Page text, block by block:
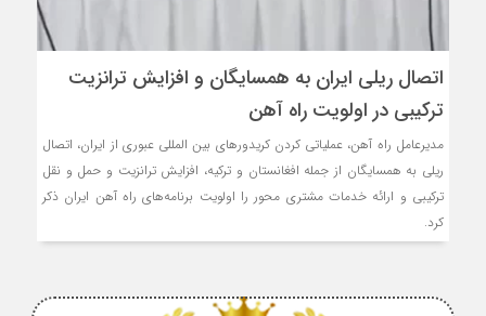
اتصال ریلی ایران به همسایگان و افزایش ترانزیت
ترکیبی در اولویت راه آهن
مدیرعامل راه آهن، عملیاتی کردن کریدورهای بین المللی عبوری از ایران، اتصال
ریلی به همسایگان از جمله افغانستان و ترکیه، افزایش ترانزیت و حمل و نقل
ترکیبی و ارائه خدمات مشتری محور را اولویت برنامه‌های راه آهن ایران ذکر
کرد.